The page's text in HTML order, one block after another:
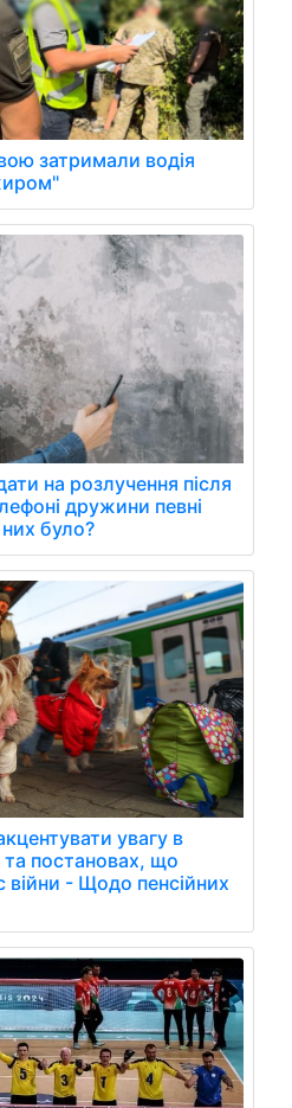
затримали водія
на розлучення після
дружини певні
було?
увагу в
постановах, що
війни - Щодо пенсійних